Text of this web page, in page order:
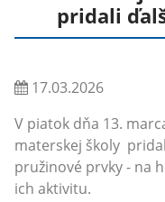
pridali
17.03.2026
V piatok dňa 13.
materskej školy
pružinové prvky - na
ich aktivitu.